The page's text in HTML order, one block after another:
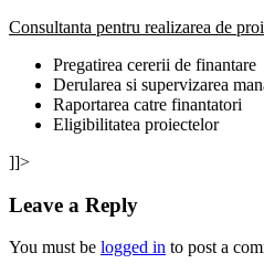
Consultanta pentru realizarea de
Pregatirea cererii de finantare
Derularea si supervizarea
Raportarea catre finantatori
Eligibilitatea proiectelor
]]>
Leave a Reply
You must be logged in to post a